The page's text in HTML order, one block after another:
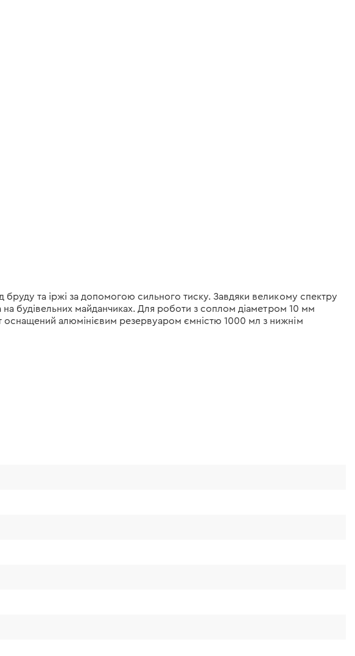
та іржі за допомогою сильного тиску. Завдяки великому спектру
на будівельних майданчиках. Для роботи з соплом діаметром 10 мм
оснащений алюмінієвим резервуаром ємністю 1000 мл з нижнім